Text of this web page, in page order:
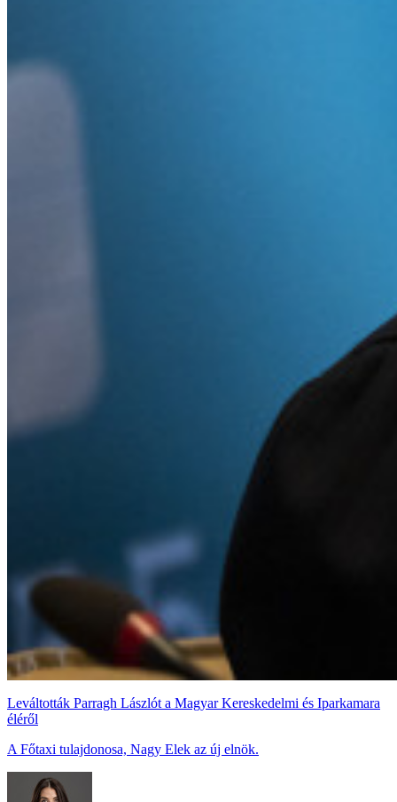
Leváltották Parragh Lászlót a Magyar Kereskedelmi és Iparkamara
éléről
A Főtaxi tulajdonosa, Nagy Elek az új elnök.